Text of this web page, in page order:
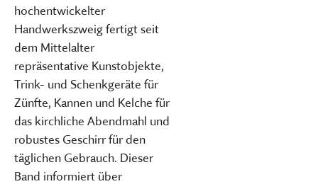
hochentwickelter
Handwerkszweig fertigt seit
dem Mittelalter
repräsentative Kunstobjekte,
Trink- und Schenkgeräte für
Zünfte, Kannen und Kelche für
das kirchliche Abendmahl und
robustes Geschirr für den
täglichen Gebrauch. Dieser
Band informiert über